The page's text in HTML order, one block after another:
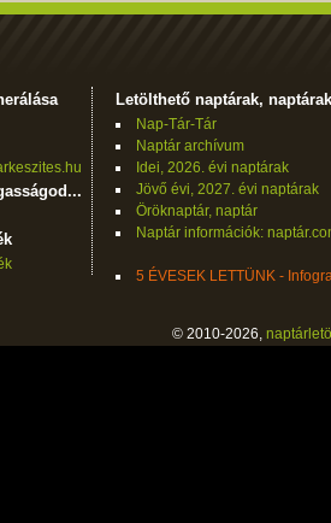
Letölthető naptárak, naptárak
Nap-Tár-Tár
Naptár archívum
Idei, 2026. évi naptárak
Jövő évi, 2027. évi naptárak
Öröknaptár, naptár
Naptár információk:
5 ÉVESEK LETTÜNK -
© 2010-2026,